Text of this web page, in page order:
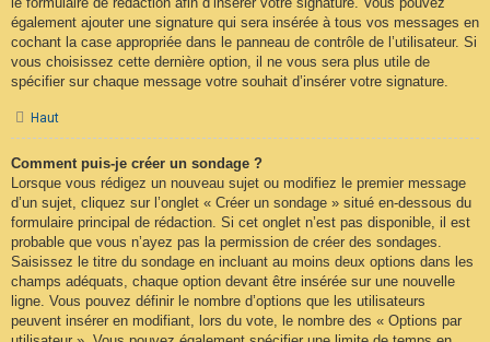
également ajouter une signature qui sera insérée à tous vos messages en
cochant la case appropriée dans le panneau de contrôle de l’utilisateur. Si
vous choisissez cette dernière option, il ne vous sera plus utile de
spécifier sur chaque message votre souhait d’insérer votre signature.
Haut
Comment puis-je créer un sondage ?
Lorsque vous rédigez un nouveau sujet ou modifiez le premier message
d’un sujet, cliquez sur l’onglet « Créer un sondage » situé en-dessous du
formulaire principal de rédaction. Si cet onglet n’est pas disponible, il est
probable que vous n’ayez pas la permission de créer des sondages.
Saisissez le titre du sondage en incluant au moins deux options dans les
champs adéquats, chaque option devant être insérée sur une nouvelle
ligne. Vous pouvez définir le nombre d’options que les utilisateurs
peuvent insérer en modifiant, lors du vote, le nombre des « Options par